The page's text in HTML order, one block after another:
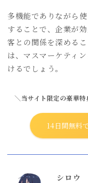
多機能でありながら
することで、企業が
客との関係を深める
は、マスマーケティ
けるでしょう。
＼当サイト限定の豪華特
14日間無料
シロウ